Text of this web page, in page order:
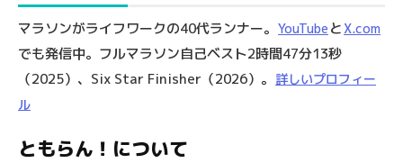
マラソンがライフワークの40代ランナー。 YouTube と X.com
でも発信中。フルマラソン自己ベスト2時間47分13秒
（2025）、Six Star Finisher（2026）。 詳しいプロフィー
ル
ともらん！について